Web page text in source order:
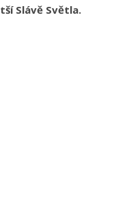
Slávě Světla.